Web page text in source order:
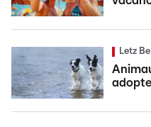
Letz